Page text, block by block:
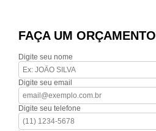
FAÇA UM ORÇAMENTO
Digite seu nome
Digite seu email
Digite seu telefone